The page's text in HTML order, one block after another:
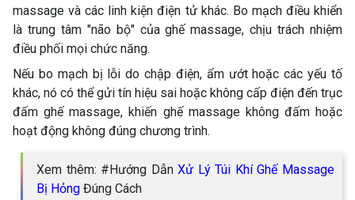
massage và các linh kiện điện tử khác. Bo mạch điều khiển
là trung tâm "não bộ" của ghế massage, chịu trách nhiệm
điều phối mọi chức năng.
Nếu bo mạch bị lỗi do chập điện, ẩm ướt hoặc các yếu tố
khác, nó có thể gửi tín hiệu sai hoặc không cấp điện đến trục
đấm ghế massage, khiến ghế massage không đấm hoặc
hoạt động không đúng chương trình.
Xem thêm: #Hướng DẫnXử Lý Túi Khí Ghế Massage
Bị Hỏng Đúng Cách